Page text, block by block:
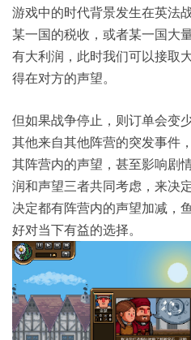
游戏中的时代背景发生在英法
某一国的税收，或者某一国大
有大利润，此时我们可以接取
得在对方的声望。
但如果战争停止，则订单会变
其他来自其他阵营的突发事件
其阵营内的声望，甚至影响剧
润和声望三者共同考虑，来决
决定都有阵营内的声望加减，
好对当下有益的选择。